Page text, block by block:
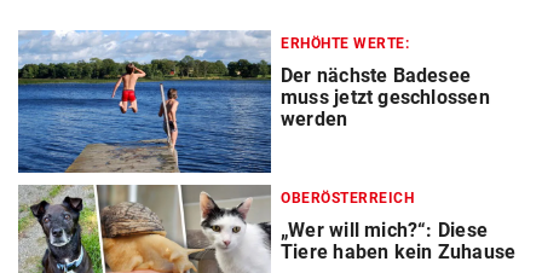
ERHÖHTE WERTE:
Der nächste Badesee
muss jetzt geschlossen
werden
OBERÖSTERREICH
„Wer will mich?“: Diese
Tiere haben kein Zuhause